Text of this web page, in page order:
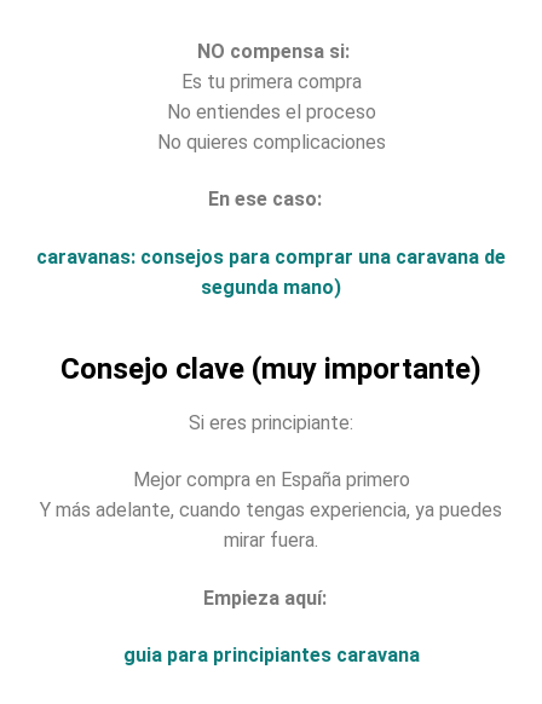
NO compensa si:
Es tu primera compra
No entiendes el proceso
No quieres complicaciones
En ese caso:
caravanas: consejos para comprar una caravana de
segunda mano)
Consejo clave (muy importante)
Si eres principiante:
Mejor compra en España primero
Y más adelante, cuando tengas experiencia, ya puedes
mirar fuera.
Empieza aquí:
guia para principiantes caravana